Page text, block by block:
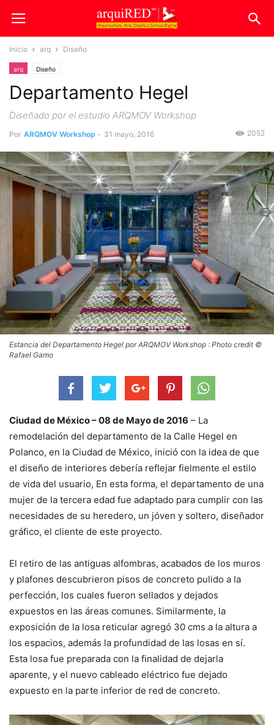
Inicio arq Diseño
arq Diseño
Departamento Hegel
Diseñado por el estudio ARQMOV Workshop
Por ARQMOV Workshop - 31 mayo, 2016 2052
Estancia del Departamento Hegel por ARQMOV Workshop : Photo credit ©
Rafael Gamo
Ciudad de México – 08 de Mayo de 2016 – La
remodelación del departamento de la Calle Hegel en
Polanco, en la Ciudad de México, inició con la idea de que
el diseño de interiores debería reflejar fielmente el estilo
de vida del usuario, En esta forma, el departamento de una
mujer de la tercera edad fue adaptado para cumplir con las
necesidades de su heredero, un jóven y soltero, diseñador
gráfico, el cliente de este proyecto.
El retiro de las antiguas alfombras, acabados de los muros
y plafones descubrieron pisos de concreto pulido a la
perfección, los cuales fueron sellados y dejados
expuestos en las áreas comunes. Similarmente, la
exposición de la losa reticular agregó 30 cms a la altura a
los espacios, además la profundidad de las losas en sí.
Esta losa fue preparada con la finalidad de dejarla
aparente, y el nuevo cableado eléctrico fue dejado
expuesto en la parte inferior de red de concreto.